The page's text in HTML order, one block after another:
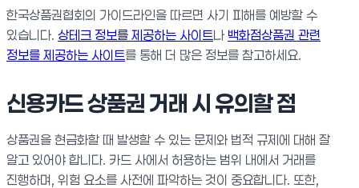
한국상품권협회의 가이드라인을 따르면 사기 피해를 예방할 수
있습니다. 상테크 정보를 제공하는 사이트나 백화점상품권 관련
정보를 제공하는 사이트를 통해 더 많은 정보를 참고하세요.
신용카드 상품권 거래 시 유의할 점
상품권을 현금화할 때 발생할 수 있는 문제와 법적 규제에 대해 잘
알고 있어야 합니다. 카드 사에서 허용하는 범위 내에서 거래를
진행하며, 위험 요소를 사전에 파악하는 것이 중요합니다. 또한,